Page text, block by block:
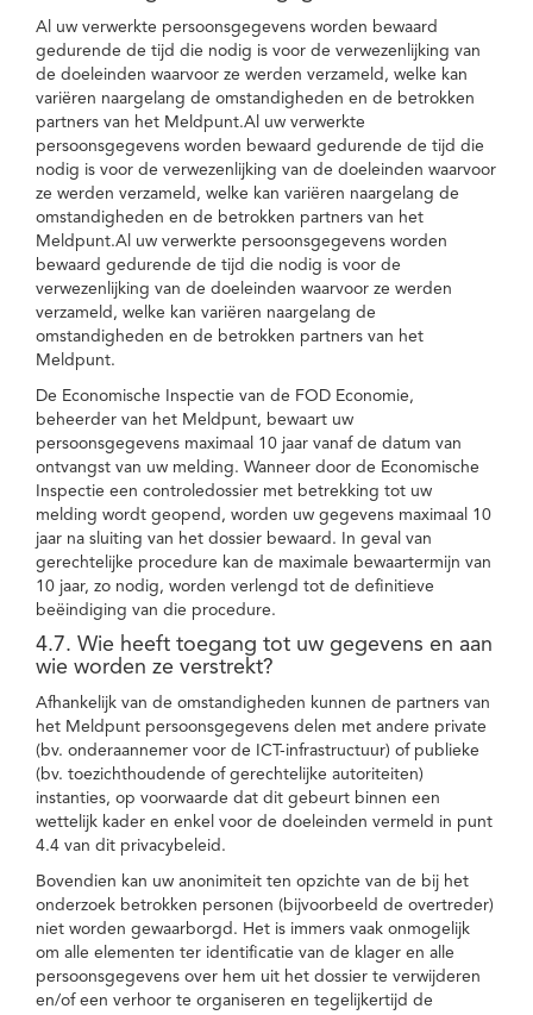
Al uw verwerkte persoonsgegevens worden bewaard
gedurende de tijd die nodig is voor de verwezenlijking van
de doeleinden waarvoor ze werden verzameld, welke kan
variëren naargelang de omstandigheden en de betrokken
partners van het Meldpunt.Al uw verwerkte
persoonsgegevens worden bewaard gedurende de tijd die
nodig is voor de verwezenlijking van de doeleinden waarvoor
ze werden verzameld, welke kan variëren naargelang de
omstandigheden en de betrokken partners van het
Meldpunt.Al uw verwerkte persoonsgegevens worden
bewaard gedurende de tijd die nodig is voor de
verwezenlijking van de doeleinden waarvoor ze werden
verzameld, welke kan variëren naargelang de
omstandigheden en de betrokken partners van het
Meldpunt.
De Economische Inspectie van de FOD Economie,
beheerder van het Meldpunt, bewaart uw
persoonsgegevens maximaal 10 jaar vanaf de datum van
ontvangst van uw melding. Wanneer door de Economische
Inspectie een controledossier met betrekking tot uw
melding wordt geopend, worden uw gegevens maximaal 10
jaar na sluiting van het dossier bewaard. In geval van
gerechtelijke procedure kan de maximale bewaartermijn van
10 jaar, zo nodig, worden verlengd tot de definitieve
beëindiging van die procedure.
4.7. Wie heeft toegang tot uw gegevens en aan
wie worden ze verstrekt?
Afhankelijk van de omstandigheden kunnen de partners van
het Meldpunt persoonsgegevens delen met andere private
(bv. onderaannemer voor de ICT-infrastructuur) of publieke
(bv. toezichthoudende of gerechtelijke autoriteiten)
instanties, op voorwaarde dat dit gebeurt binnen een
wettelijk kader en enkel voor de doeleinden vermeld in punt
4.4 van dit privacybeleid.
Bovendien kan uw anonimiteit ten opzichte van de bij het
onderzoek betrokken personen (bijvoorbeeld de overtreder)
niet worden gewaarborgd. Het is immers vaak onmogelijk
om alle elementen ter identificatie van de klager en alle
persoonsgegevens over hem uit het dossier te verwijderen
en/of een verhoor te organiseren en tegelijkertijd de